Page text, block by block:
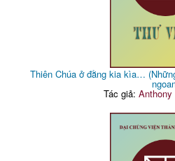
Thiên Chúa ở đằng kia kìa…
Tác giả: